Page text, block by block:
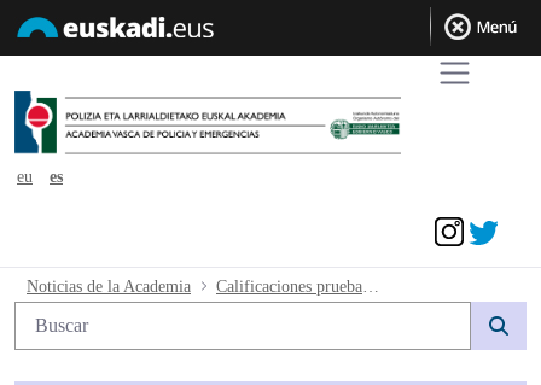
eu
es
Calificaciones prueba dinámica de
Noticias de la Academia
Búsqueda web